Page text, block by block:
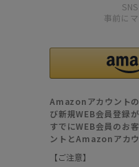
事前に
Amazonアカウント
び新規WEB会員登録が
すでにWEB会員のお
ントとAmazonアカウ
【ご注意】